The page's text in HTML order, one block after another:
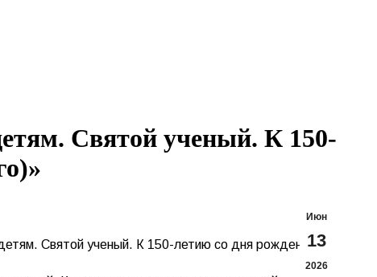
Святой ученый. К 150-
Июн
13
2026
Святой ученый. К 150-летию со дня рождения